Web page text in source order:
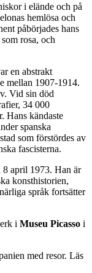
i elände och på
hemlösa och
påbörjades hans
rosa, och
en abstrakt
mellan 1907-1914.
Vid sin död
34 000
Hans kändaste
spanska
som förstördes av
fascisterna.
8 april 1973. Han är
konsthistorien,
språk fortsätter
i Museu Picasso i
med resor. Läs